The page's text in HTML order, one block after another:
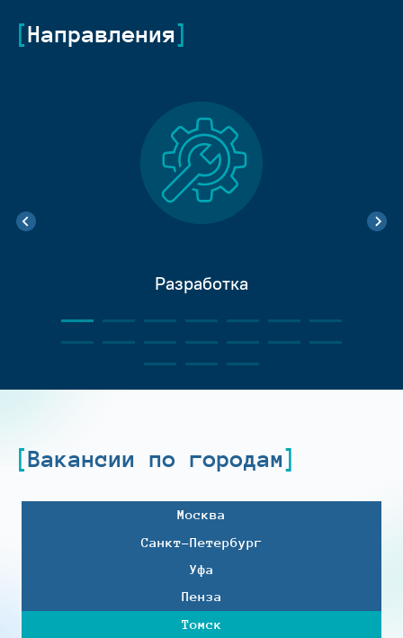
Направления
Разработка
Вакансии по городам
Москва
Санкт-Петербург
Уфа
Пенза
Томск